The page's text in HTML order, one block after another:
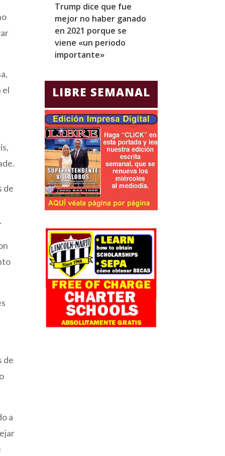
el
de
de
a
Trump dice que fue
mejor no haber ganado
en 2021 porque se
viene «un periodo
importante»
LIBRE SEMANAL